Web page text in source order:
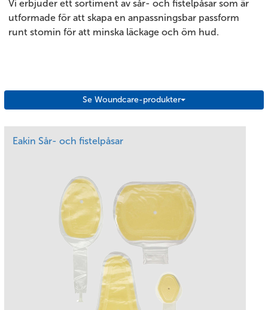
Vi erbjuder ett sortiment av sår- och fistelpåsar som är
utformade för att skapa en anpassningsbar passform
runt stomin för att minska läckage och öm hud.
Se Woundcare-produkter
Eakin Sår- och fistelpåsar